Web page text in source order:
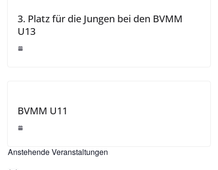
3. Platz für die Jungen bei den BVMM
U13
BVMM U11
Anstehende Veranstaltungen